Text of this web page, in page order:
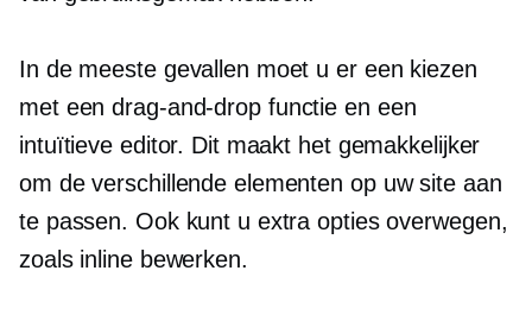
In de meeste gevallen moet u er een kiezen
met eendrag-and-dropfunctie en een
intuïtieve editor. Dit maakt het gemakkelijker
om de verschillende elementen op uw site aan
te passen. Ook kunt u extra opties overwegen,
zoals inline bewerken.